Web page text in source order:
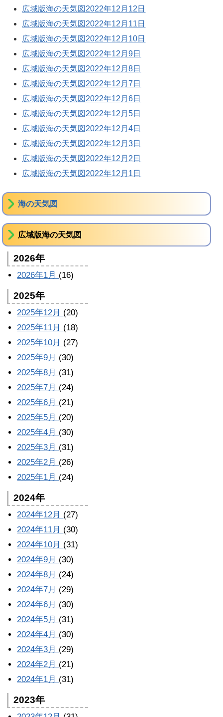
広域版海の天気図2022年12月12日
広域版海の天気図2022年12月11日
広域版海の天気図2022年12月10日
広域版海の天気図2022年12月9日
広域版海の天気図2022年12月8日
広域版海の天気図2022年12月7日
広域版海の天気図2022年12月6日
広域版海の天気図2022年12月5日
広域版海の天気図2022年12月4日
広域版海の天気図2022年12月3日
広域版海の天気図2022年12月2日
広域版海の天気図2022年12月1日
海の天気図
広域版海の天気図
2026年
2026年1月 (16)
2025年
2025年12月 (20)
2025年11月 (18)
2025年10月 (27)
2025年9月 (30)
2025年8月 (31)
2025年7月 (24)
2025年6月 (21)
2025年5月 (20)
2025年4月 (30)
2025年3月 (31)
2025年2月 (26)
2025年1月 (24)
2024年
2024年12月 (27)
2024年11月 (30)
2024年10月 (31)
2024年9月 (30)
2024年8月 (24)
2024年7月 (29)
2024年6月 (30)
2024年5月 (31)
2024年4月 (30)
2024年3月 (29)
2024年2月 (21)
2024年1月 (31)
2023年